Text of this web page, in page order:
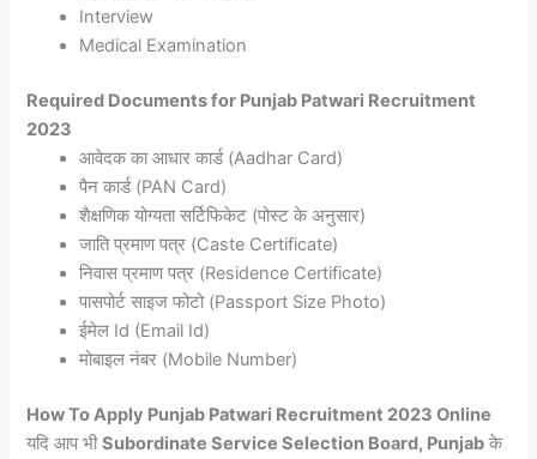
Interview
Medical Examination
Required Documents for Punjab Patwari Recruitment
2023
आवेदक का आधार कार्ड (Aadhar Card)
पैन कार्ड (PAN Card)
शैक्षणिक योग्यता सर्टिफिकेट (पोस्ट के अनुसार)
जाति प्रमाण पत्र (Caste Certificate)
निवास प्रमाण पत्र (Residence Certificate)
पासपोर्ट साइज फोटो (Passport Size Photo)
ईमेल Id (Email Id)
मोबाइल नंबर (Mobile Number)
How To Apply Punjab Patwari Recruitment 2023 Online
यदि आप भीSubordinate Service Selection Board, Punjab के